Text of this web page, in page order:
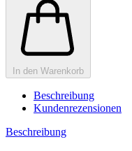
In den Warenkorb
Beschreibung
Kundenrezensionen
Beschreibung